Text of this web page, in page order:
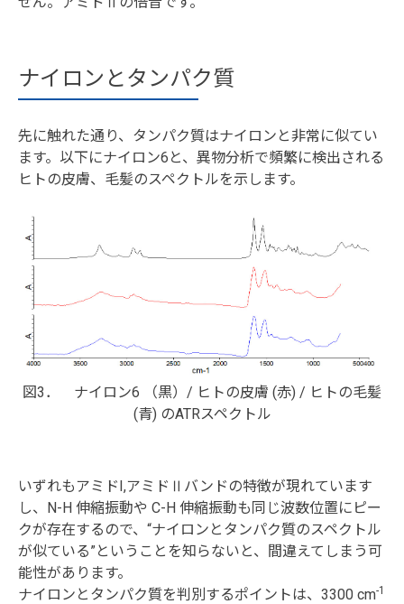
ナイロンとタンパク質
先に触れた通り、タンパク質はナイロンと非常に似てい
ます。以下にナイロン6と、異物分析で頻繁に検出される
ヒトの皮膚、毛髪のスペクトルを示します。
図3． ナイロン6 （黒）/ ヒトの皮膚 (赤) / ヒトの毛髪
(青) のATRスペクトル
いずれもアミドI,アミドⅡバンドの特徴が現れています
し、N-H 伸縮振動や C-H 伸縮振動も同じ波数位置にピー
クが存在するので、“ナイロンとタンパク質のスペクトル
が似ている”ということを知らないと、間違えてしまう可
能性があります。
ナイロンとタンパク質を判別するポイントは、3300 cm-1